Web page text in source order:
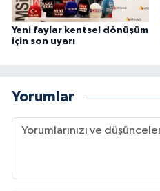
Yeni faylar kentsel dönüşüm
için son uyarı
Yorumlar